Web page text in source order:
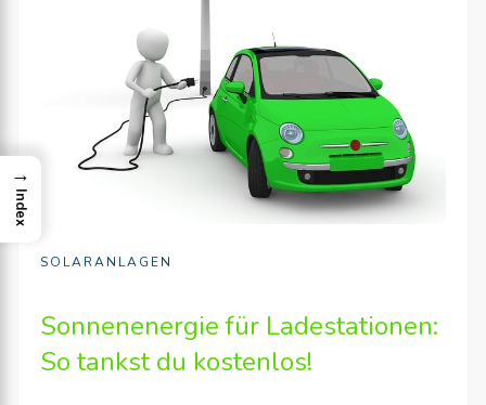
SOLARANLAGEN
Sonnenenergie für Ladestationen:
So tankst du kostenlos!
→
Index